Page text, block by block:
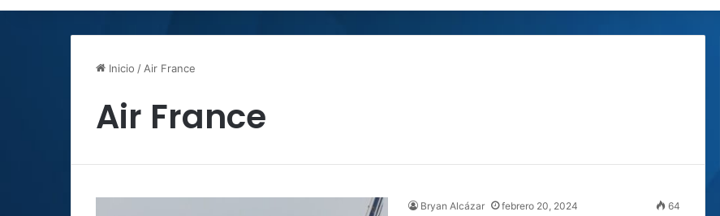
Inicio / Air France
Air France
Bryan Alcázar febrero 20, 2024 64